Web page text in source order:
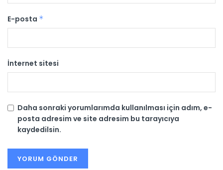
E-posta *
İnternet sitesi
Daha sonraki yorumlarımda kullanılması için adım, e-
posta adresim ve site adresim bu tarayıcıya
kaydedilsin.